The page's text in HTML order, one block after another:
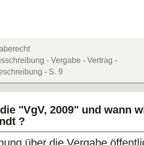
- Vergabe - Vertrag -
- S. 9
"VgV, 2009" und wann
?